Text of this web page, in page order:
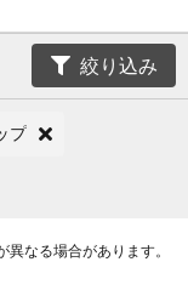
絞り込み
プ
なる場合があります。